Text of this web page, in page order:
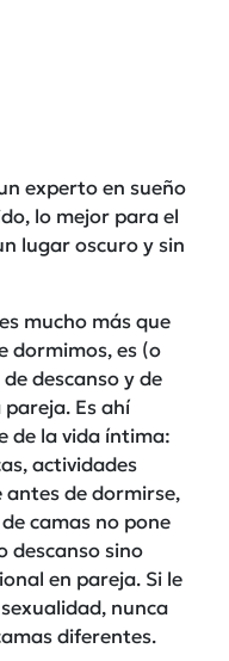
experto en sueño
lo mejor para el
lugar oscuro y sin
mucho más que
dormimos, es (o
descanso y de
Es ahí
de la vida íntima:
actividades
antes de dormirse,
camas no pone
descanso sino
en pareja. Si le
nunca
diferentes.